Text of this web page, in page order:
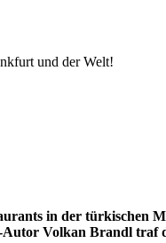
und der Welt!
in der türkischen
Volkan Brandl traf